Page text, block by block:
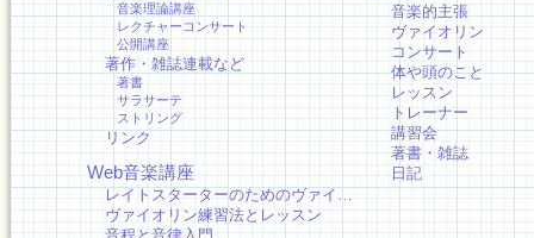
音楽理論講座
レクチャーコンサート
公開講座
著作・雑誌連載など
著書
サラサーテ
ストリング
リンク
Web音楽講座
レイトスターターのためのヴァイ…
ヴァイオリン練習法とレッスン
音楽的主張
ヴァイオリン
コンサート
体や頭のこと
レッスン
トレーナー
講習会
著書・雑誌
日記